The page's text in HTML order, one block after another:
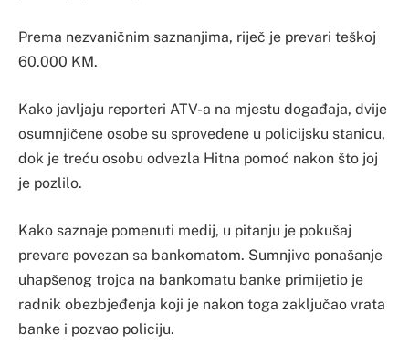
Prema nezvaničnim saznanjima, riječ je prevari teškoj
60.000 KM.
Kako javljaju reporteri ATV-a na mjestu događaja, dvije
osumnjičene osobe su sprovedene u policijsku stanicu,
dok je treću osobu odvezla Hitna pomoć nakon što joj
je pozlilo.
Kako saznaje pomenuti medij, u pitanju je pokušaj
prevare povezan sa bankomatom. Sumnjivo ponašanje
uhapšenog trojca na bankomatu banke primijetio je
radnik obezbjeđenja koji je nakon toga zaključao vrata
banke i pozvao policiju.